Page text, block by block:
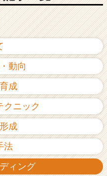
動向
成
クニック
成
法
ィング